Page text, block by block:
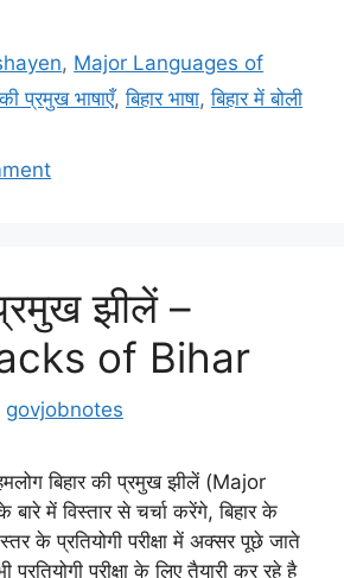
, Major Languages of
की प्रमुख भाषाएँ,बिहार भाषा,बिहार में बोली
झीलें –
of Bihar
govjobnotes
बिहार की प्रमुख झीलें (Major
में विस्तार से चर्चा करेंगे, बिहार के
के प्रतियोगी परीक्षा में अक्सर पूछे जाते
परीक्षा के लिए तैयारी कर रहे है